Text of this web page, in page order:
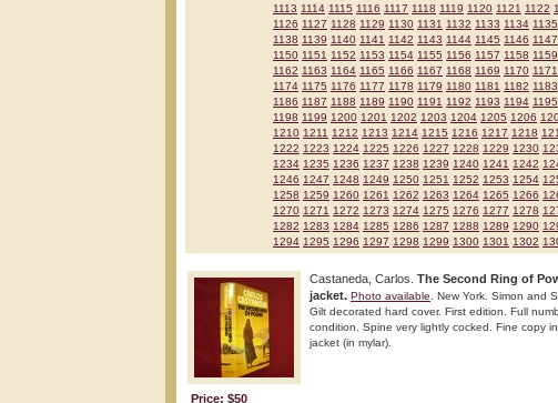
1113 1114 1115 1116 1117 1118 1119 1120 1121 1122
1126 1127 1128 1129 1130 1131 1132 1133 1134 1135
1138 1139 1140 1141 1142 1143 1144 1145 1146 1147
1150 1151 1152 1153 1154 1155 1156 1157 1158 1159
1162 1163 1164 1165 1166 1167 1168 1169 1170 1171
1174 1175 1176 1177 1178 1179 1180 1181 1182 1183
1186 1187 1188 1189 1190 1191 1192 1193 1194 1195
1198 1199 1200 1201 1202 1203 1204 1205 1206
1210 1211 1212 1213 1214 1215 1216 1217 1218
1222 1223 1224 1225 1226 1227 1228 1229 1230
1234 1235 1236 1237 1238 1239 1240 1241 1242
1246 1247 1248 1249 1250 1251 1252 1253 1254
1258 1259 1260 1261 1262 1263 1264 1265 1266
1270 1271 1272 1273 1274 1275 1276 1277 1278
1282 1283 1284 1285 1286 1287 1288 1289 1290
1294 1295 1296 1297 1298 1299 1300 1301 1302
Castaneda, Carlos. The Second Ring of
jacket. Photo available . New York. Simon and
Gilt decorated hard cover. First edition. Full
condition. Spine very lightly cocked. Fine copy
jacket (in mylar).
Price: $50